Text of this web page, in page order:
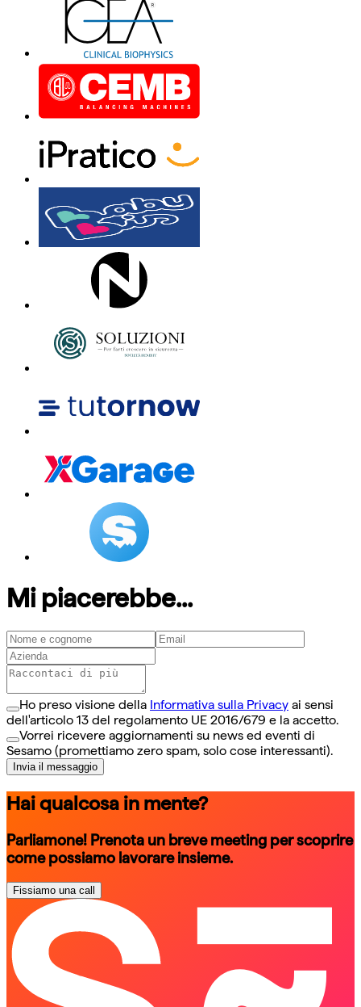
Mi piacerebbe...
Ho preso visione della Informativa sulla Privacy ai sensi
dell'articolo 13 del regolamento UE 2016/679 e la accetto.
Vorrei ricevere aggiornamenti su news ed eventi di
Sesamo (promettiamo zero spam, solo cose interessanti).
Invia il messaggio
Hai qualcosa in mente?
Parliamone! Prenota un breve meeting per scoprire
come possiamo lavorare insieme.
Fissiamo una call
schedule a call
schedule a call